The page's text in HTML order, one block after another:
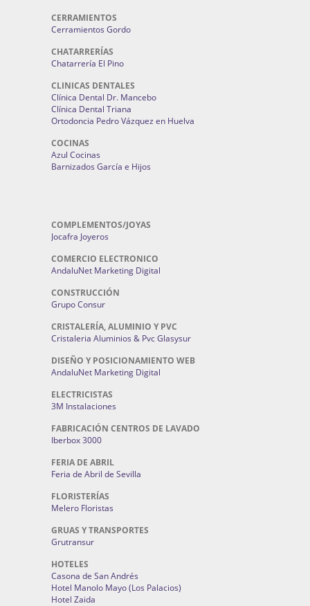
CERRAMIENTOS
Cerramientos Gordo
CHATARRERÍAS
Chatarrería El Pino
CLINICAS DENTALES
Clínica Dental Dr. Mancebo
Clínica Dental Triana
Ortodoncia Pedro Vázquez en Huelva
COCINAS
Azul Cocinas
Barnizados García e Hijos
COMPLEMENTOS/JOYAS
Jocafra Joyeros
COMERCIO ELECTRONICO
AndaluNet Marketing Digital
CONSTRUCCIÓN
Grupo Consur
CRISTALERÍA, ALUMINIO Y PVC
Cristaleria Aluminios & Pvc Glasysur
DISEÑO Y POSICIONAMIENTO WEB
AndaluNet Marketing Digital
ELECTRICISTAS
3M Instalaciones
FABRICACIÓN CENTROS DE LAVADO
Iberbox 3000
FERIA DE ABRIL
Feria de Abril de Sevilla
FLORISTERÍAS
Melero Floristas
GRUAS Y TRANSPORTES
Grutransur
HOTELES
Casona de San Andrés
Hotel Manolo Mayo (Los Palacios)
Hotel Zaida